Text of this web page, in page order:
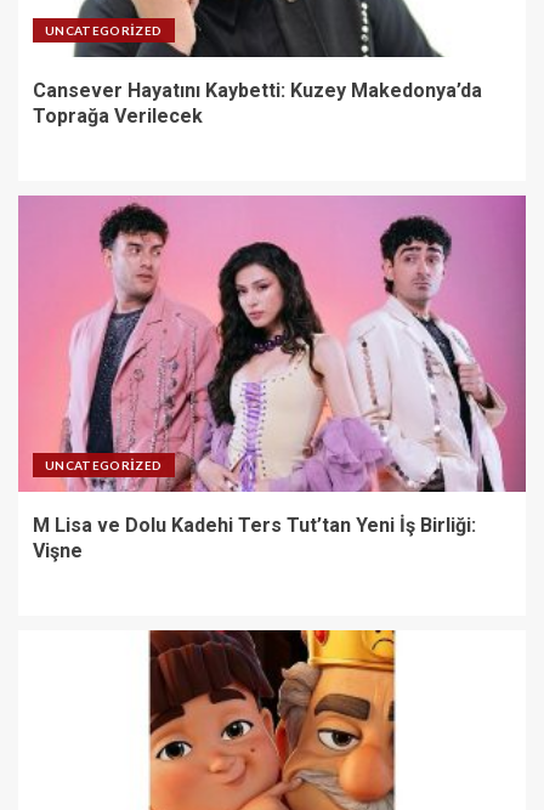
UNCATEGORIZED
Cansever Hayatını Kaybetti: Kuzey Makedonya’da
Toprağa Verilecek
UNCATEGORIZED
M Lisa ve Dolu Kadehi Ters Tut’tan Yeni İş Birliği:
Vişne